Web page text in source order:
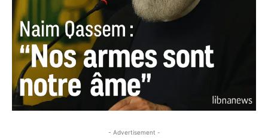
- Advertisement -